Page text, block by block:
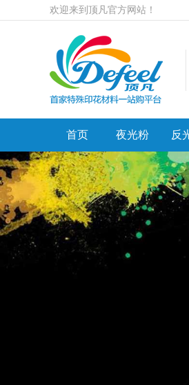
欢迎来到顶凡官方网站！
首页 夜光粉 反